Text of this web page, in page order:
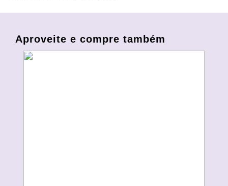
Aproveite e compre também